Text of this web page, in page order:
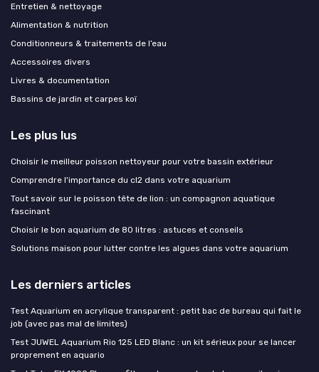
Entretien & nettoyage
Alimentation & nutrition
Conditionneurs & traitements de l’eau
Accessoires divers
Livres & documentation
Bassins de jardin et carpes koï
Les plus lus
Choisir le meilleur poisson nettoyeur pour votre bassin extérieur
Comprendre l'importance du cl2 dans votre aquarium
Tout savoir sur le poisson tête de lion : un compagnon aquatique
fascinant
Choisir le bon aquarium de 80 litres : astuces et conseils
Solutions maison pour lutter contre les algues dans votre aquarium
Les derniers articles
Test Aquarium en acrylique transparent : petit bac de bureau qui fait le
job (avec pas mal de limites)
Test JUWEL Aquarium Rio 125 LED Blanc : un kit sérieux pour se lancer
proprement en aquario